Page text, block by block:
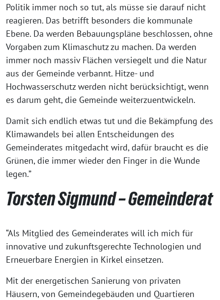
Politik immer noch so tut, als müsse sie darauf nicht
reagieren. Das betrifft besonders die kommunale
Ebene. Da werden Bebauungspläne beschlossen, ohne
Vorgaben zum Klimaschutz zu machen. Da werden
immer noch massiv Flächen versiegelt und die Natur
aus der Gemeinde verbannt. Hitze- und
Hochwasserschutz werden nicht berücksichtigt, wenn
es darum geht, die Gemeinde weiterzuentwickeln.
Damit sich endlich etwas tut und die Bekämpfung des
Klimawandels bei allen Entscheidungen des
Gemeinderates mitgedacht wird, dafür braucht es die
Grünen, die immer wieder den Finger in die Wunde
legen.”
Torsten Sigmund – Gemeinderat
“Als Mitglied des Gemeinderates will ich mich für
innovative und zukunftsgerechte Technologien und
Erneuerbare Energien in Kirkel einsetzen.
Mit der energetischen Sanierung von privaten
Häusern, von Gemeindegebäuden und Quartieren